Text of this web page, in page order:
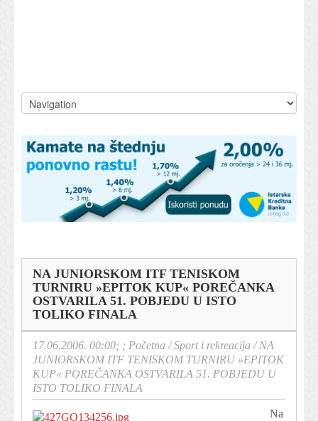
NA JUNIORSKOM ITF TENISKOM
TURNIRU »EPITOK KUP« POREČANKA
OSTVARILA 51. POBJEDU U ISTO
TOLIKO FINALA
17.06.2006. 00:00; ; Početna /Sport i rekreacija /NA
JUNIORSKOM ITF TENISKOM TURNIRU »EPITOK
KUP« POREČANKA OSTVARILA 51. POBJEDU U
ISTO TOLIKO FINALA
Na